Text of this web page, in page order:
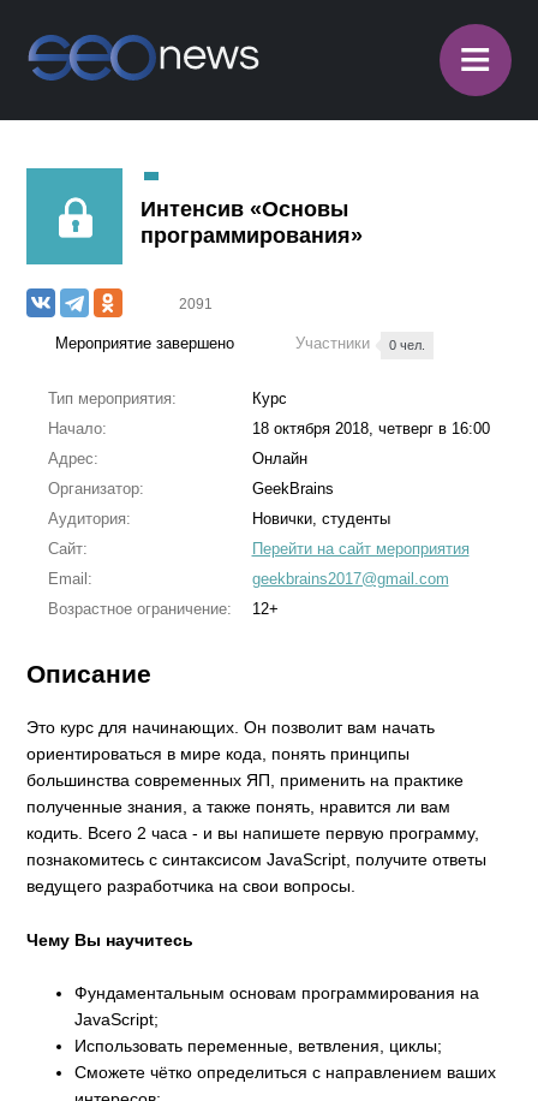
≡
Интенсив «Основы
программирования»
2091
Мероприятие завершено Участники 0 чел.
Тип мероприятия:
Курс
Начало:
18 октября 2018, четверг в 16:00
Адрес:
Онлайн
Организатор:
GeekBrains
Аудитория:
Новички, студенты
Сайт:
Перейти на сайт мероприятия
Email:
geekbrains2017@gmail.com
Возрастное ограничение:
12+
Описание
Это курс для начинающих. Он позволит вам начать
ориентироваться в мире кода, понять принципы
большинства современных ЯП, применить на практике
полученные знания, а также понять, нравится ли вам
кодить. Всего 2 часа - и вы напишете первую программу,
познакомитесь с синтаксисом JavaScript, получите ответы
ведущего разработчика на свои вопросы.
Чему Вы научитесь
Фундаментальным основам программирования на
JavaScript;
Использовать переменные, ветвления, циклы;
Сможете чётко определиться с направлением ваших